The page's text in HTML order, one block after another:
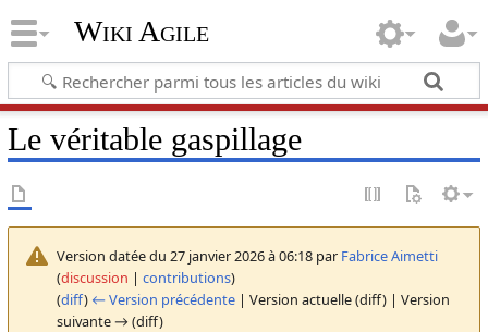
Wiki Agile
Le véritable gaspillage
Version datée du 27 janvier 2026 à 06:18 par Fabrice Aimetti
(discussion | contributions)
(diff) ← Version précédente| Version actuelle (diff) | Version
suivante → (diff)